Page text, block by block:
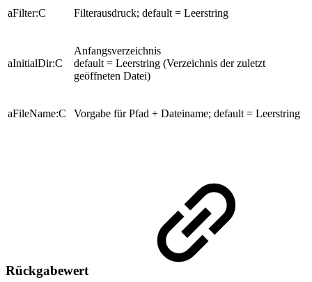
aFilter:C Filterausdruck; default = Leerstring
aInitialDir:C
Anfangsverzeichnis
default = Leerstring (Verzeichnis der zuletzt
geöffneten Datei)
aFileName:C Vorgabe für Pfad + Dateiname; default = Leerstring
Rückgabewert